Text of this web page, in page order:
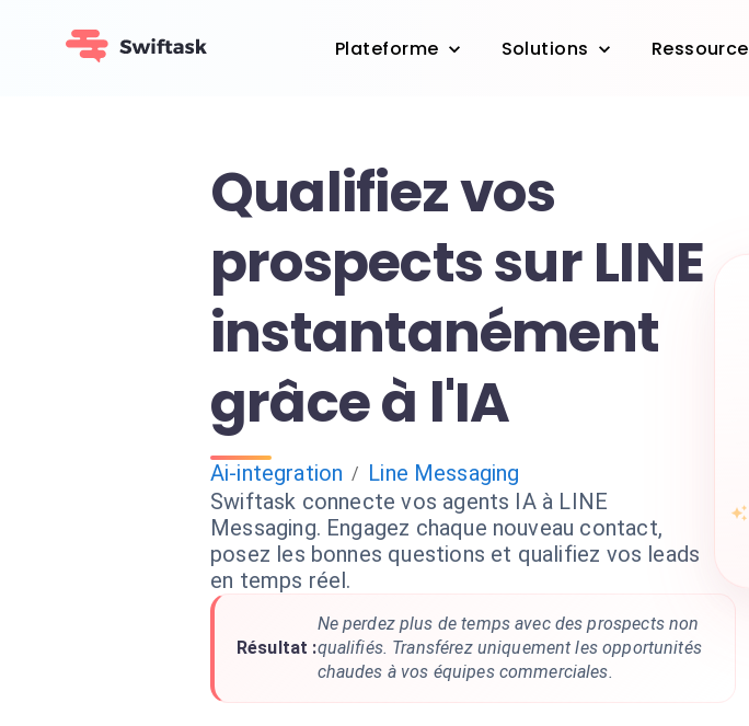
Plateforme Solutions
Qualifiez vos
prospects sur LINE
instantanément
grâce à l'IA
Ai-integration / Line Messaging
Swiftask connecte vos agents IA à LINE
Messaging. Engagez chaque nouveau contact,
posez les bonnes questions et qualifiez vos leads
en temps réel.
Résultat :
Ne perdez plus de temps avec des prospects non
qualifiés. Transférez uniquement les opportunités
chaudes à vos équipes commerciales.